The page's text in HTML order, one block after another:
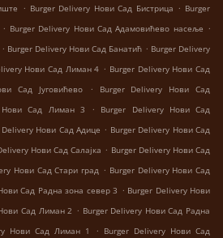
. Burger Delivery Нови Сад Бистрица . Burger
. Burger Delivery Нови Сад Адамовићево насеље .
. Burger Delivery Нови Сад Банатић . Burger Delivery
Нови Сад Лиман 4 . Burger Delivery Нови Сад
Сад Југовићево .
Burger Delivery Нови Сад
Нови Сад Лиман 3 .
Burger Delivery Нови Сад
Delivery Нови Сад Адице . Burger Delivery Нови Сад
Нови Сад Салајка . Burger Delivery Нови Сад
Нови Сад Стари град . Burger Delivery Нови Сад
Сад Радна зона север 3 . Burger Delivery Нови
Сад Лиман 2 . Burger Delivery Нови Сад Радна
Нови Сад Лиман 1 . Burger Delivery Нови Сад